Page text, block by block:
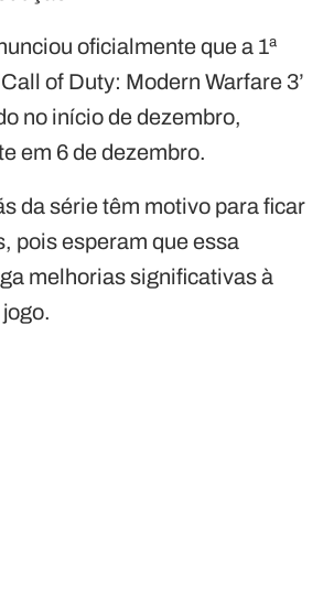
oficialmente que a 1ª
of Duty: Modern Warfare 3’
no início de dezembro,
em 6 de dezembro.
da série têm motivo para ficar
pois esperam que essa
melhorias significativas à